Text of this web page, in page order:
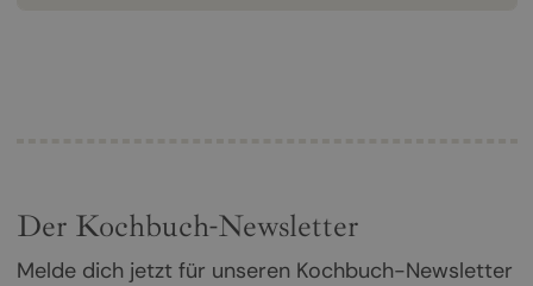
Der Kochbuch-Newsletter
Melde dich jetzt für unseren Kochbuch-Newsletter